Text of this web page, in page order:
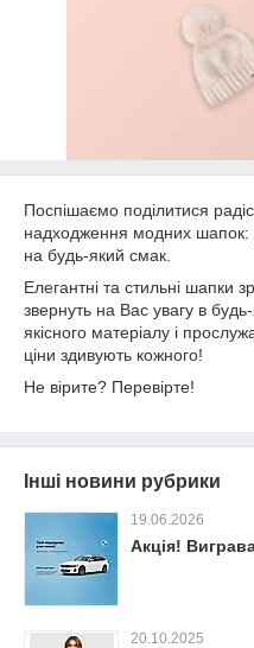
Поспішаємо поділитися
надходження модних шапок:
на будь-який смак.
Елегантні та стильні шапки
звернуть на Вас увагу в
якісного матеріалу і
ціни здивують кожного!
Не вірите? Перевірте!
Інші новини рубрики
19.06.2026
Акція!
20.10.2025